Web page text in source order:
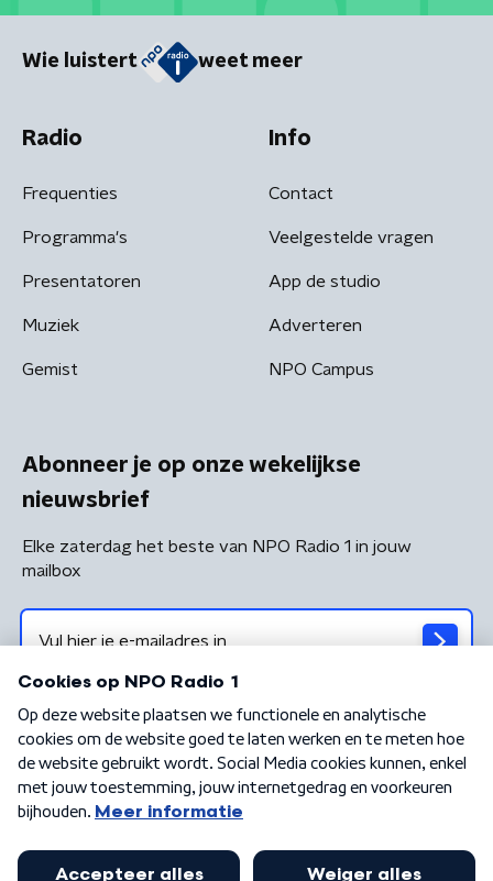
Wie luistert weet meer
Radio
Frequenties
Programma's
Presentatoren
Muziek
Gemist
Info
Contact
Veelgestelde vragen
App de studio
Adverteren
NPO Campus
Abonneer je op onze wekelijkse
nieuwsbrief
Elke zaterdag het beste van NPO Radio 1 in jouw
mailbox
Algemene voorwaarden